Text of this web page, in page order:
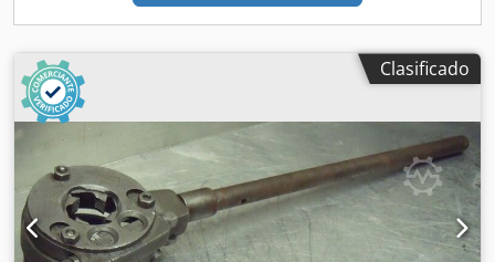
Clasificado